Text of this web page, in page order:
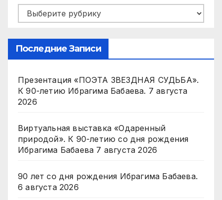
Рубрики
Последние Записи
Презентация «ПОЭТА ЗВЕЗДНАЯ СУДЬБА».
К 90-летию Ибрагима Бабаева. 7 августа
2026
Виртуальная выставка «Одаренный
природой». К 90-летию со дня рождения
Ибрагима Бабаева 7 августа 2026
90 лет со дня рождения Ибрагима Бабаева.
6 августа 2026